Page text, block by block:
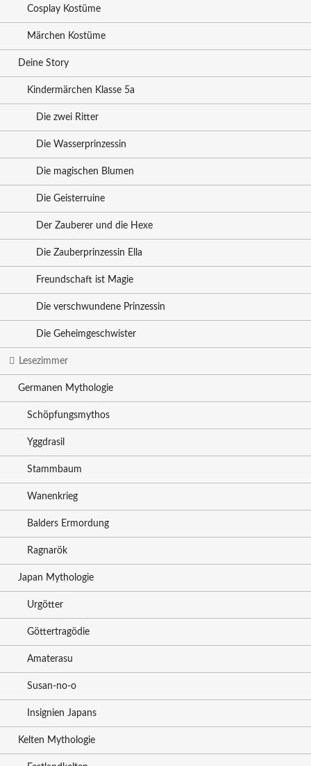
Cosplay Kostüme
Märchen Kostüme
Deine Story
Kindermärchen Klasse 5a
Die zwei Ritter
Die Wasserprinzessin
Die magischen Blumen
Die Geisterruine
Der Zauberer und die Hexe
Die Zauberprinzessin Ella
Freundschaft ist Magie
Die verschwundene Prinzessin
Die Geheimgeschwister
Lesezimmer
Germanen Mythologie
Schöpfungsmythos
Yggdrasil
Stammbaum
Wanenkrieg
Balders Ermordung
Ragnarök
Japan Mythologie
Urgötter
Göttertragödie
Amaterasu
Susan-no-o
Insignien Japans
Kelten Mythologie